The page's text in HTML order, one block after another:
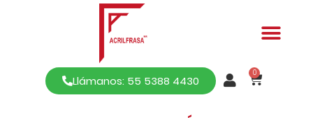
Llámanos: 55 5388 4430
0